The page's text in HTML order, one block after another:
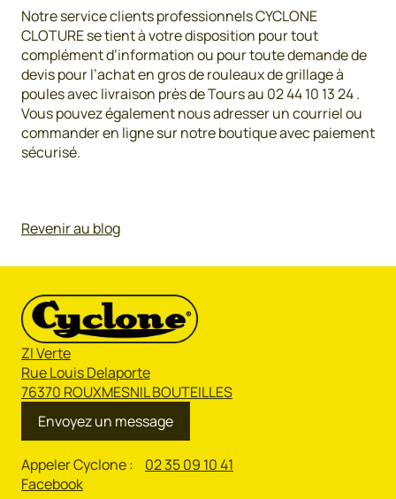
Notre service clients professionnels CYCLONE
CLOTURE se tient à votre disposition pour tout
complément d’information ou pour toute demande de
devis pour l’achat en gros de rouleaux de grillage à
poules avec livraison près de Tours au 02 44 10 13 24 .
Vous pouvez également nous adresser un courriel ou
commander en ligne sur notre boutique avec paiement
sécurisé.
Revenir au blog
ZI Verte
Rue Louis Delaporte
76370 ROUXMESNIL BOUTEILLES
Envoyez un message
Appeler Cyclone : 02 35 09 10 41
Facebook